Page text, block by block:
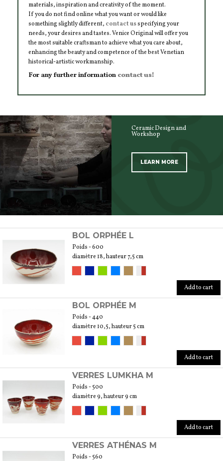
materials, inspiration and creativity of the moment.
If you do not find online what you want or would like
something slightly different, contact usspecifying your
needs, your desires and tastes. Venice Original will offer you
the most suitable craftsman to achieve what you care about,
enhancing the beauty and competence of the best Venetian
historical-artistic workmanship.
For any further information contact us!
Ceramic Design and
Workshop
LEARN MORE
BOL ORPHÉE L
Poids - 600
diamètre 18, hauteur 7,5 cm
Add to cart
BOL ORPHÉE M
Poids - 440
diamètre 10,5, hauteur 5 cm
Add to cart
VERRES LUMKHA M
Poids - 500
diamètre 9, hauteur 9 cm
Add to cart
VERRES ATHÉNAS M
Poids - 560